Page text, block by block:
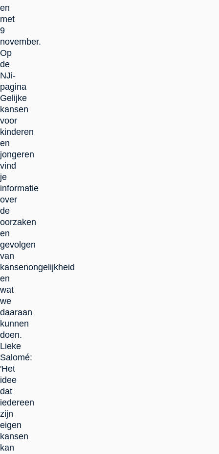
en
met
9
november.
Op
de
NJi-
pagina
Gelijke
kansen
voor
kinderen
en
jongeren
vind
je
informatie
over
de
oorzaken
en
gevolgen
van
kansenongelijkheid
en
wat
we
daaraan
kunnen
doen.
Lieke
Salomé:
'Het
idee
dat
iedereen
zijn
eigen
kansen
kan